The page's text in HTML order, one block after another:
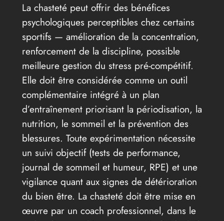
La chasteté peut offrir des bénéfices
psychologiques perceptibles chez certains
sportifs — amélioration de la concentration,
renforcement de la discipline, possible
meilleure gestion du stress pré-compétitif.
Elle doit être considérée comme un outil
complémentaire intégré à un plan
d’entraînement priorisant la périodisation, la
nutrition, le sommeil et la prévention des
blessures. Toute expérimentation nécessite
un suivi objectif (tests de performance,
journal de sommeil et humeur, RPE) et une
vigilance quant aux signes de détérioration
du bien être. La chasteté doit être mise en
œuvre par un coach professionnel, dans le